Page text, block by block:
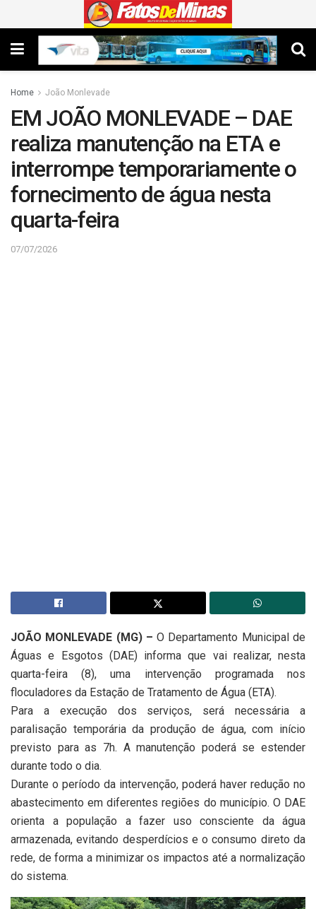
Home João Monlevade
EM JOÃO MONLEVADE – DAE
realiza manutenção na ETA e
interrompe temporariamente o
fornecimento de água nesta
quarta-feira
07/07/2026
JOÃO MONLEVADE (MG) – O Departamento Municipal de
Águas e Esgotos (DAE) informa que vai realizar, nesta
quarta-feira (8), uma intervenção programada nos
floculadores da Estação de Tratamento de Água (ETA).
Para a execução dos serviços, será necessária a
paralisação temporária da produção de água, com início
previsto para as 7h. A manutenção poderá se estender
durante todo o dia.
Durante o período da intervenção, poderá haver redução no
abastecimento em diferentes regiões do município. O DAE
orienta a população a fazer uso consciente da água
armazenada, evitando desperdícios e o consumo direto da
rede, de forma a minimizar os impactos até a normalização
do sistema.